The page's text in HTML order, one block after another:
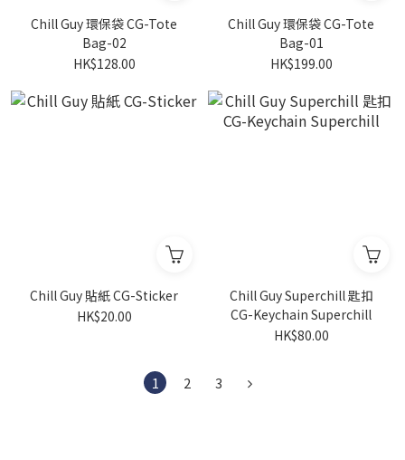
Chill Guy 環保袋 CG-Tote
Bag-02
HK$128.00
Chill Guy 環保袋 CG-Tote
Bag-01
HK$199.00
Chill Guy 貼紙 CG-Sticker
HK$20.00
Chill Guy Superchill 匙扣
CG-Keychain Superchill
HK$80.00
1 2 3